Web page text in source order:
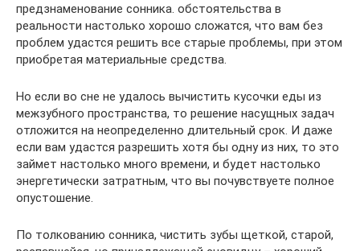
предзнаменование сонника. обстоятельства в
реальности настолько хорошо сложатся, что вам без
проблем удастся решить все старые проблемы, при этом
приобретая материальные средства.
Но если во сне не удалось вычистить кусочки еды из
межзубного пространства, то решение насущных задач
отложится на неопределенно длительный срок. И даже
если вам удастся разрешить хотя бы одну из них, то это
займет настолько много времени, и будет настолько
энергетически затратным, что вы почувствуете полное
опустошение.
По толкованию сонника, чистить зубы щеткой, старой,